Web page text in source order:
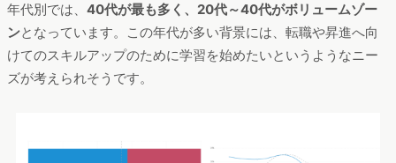
年代別では、 40代が最も多く、20代～40代がボリュームゾー
ンとなっています。この年代が多い背景には、転職や昇進へ向
けてのスキルアップのために学習を始めたいというようなニー
ズが考えられそうです。